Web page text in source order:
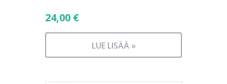
24,00 €
LUE LISÄÄ »